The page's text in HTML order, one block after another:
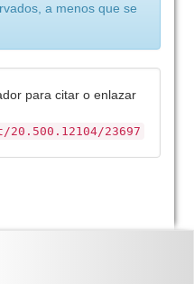
a menos que se
para citar o enlazar
23697